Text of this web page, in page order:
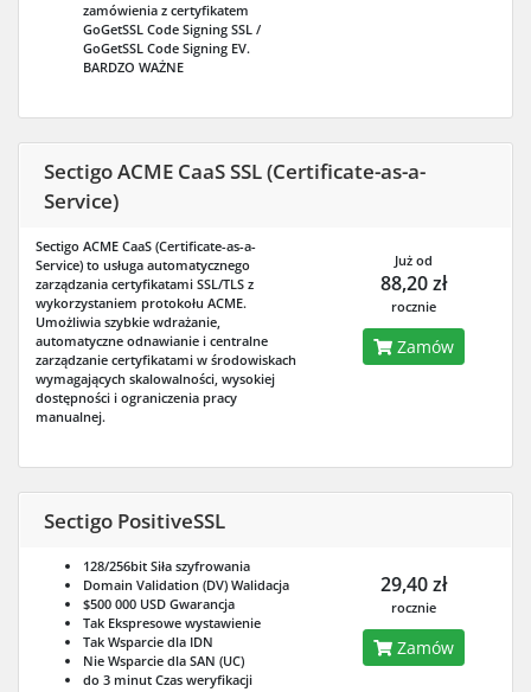
zamówienia z certyfikatem
GoGetSSL Code Signing SSL /
GoGetSSL Code Signing EV.
BARDZO WAŻNE
Sectigo ACME CaaS SSL (Certificate-as-a-
Service)
Sectigo ACME CaaS (Certificate-as-a-
Service) to usługa automatycznego
zarządzania certyfikatami SSL/TLS z
wykorzystaniem protokołu ACME.
Umożliwia szybkie wdrażanie,
automatyczne odnawianie i centralne
zarządzanie certyfikatami w środowiskach
wymagających skalowalności, wysokiej
dostępności i ograniczenia pracy
manualnej.
Już od
88,20 zł
rocznie
Zamów
Sectigo PositiveSSL
128/256bit Siła szyfrowania
Domain Validation (DV) Walidacja
$500 000 USD Gwarancja
Tak Ekspresowe wystawienie
Tak Wsparcie dla IDN
Nie Wsparcie dla SAN (UC)
do 3 minut Czas weryfikacji
29,40 zł
rocznie
Zamów